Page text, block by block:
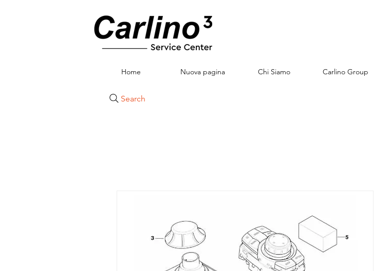
Home Nuova pagina Chi Siamo Carlino Group
Search